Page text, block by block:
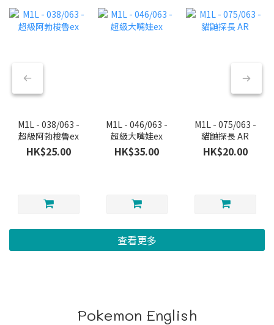
M1L - 038/063 -
超級阿勃梭魯ex
HK$25.00
M1L - 046/063 -
超級大嘴娃ex
HK$35.00
M1L - 075/063 -
貓鼬探長 AR
HK$20.00
查看更多
Pokemon English